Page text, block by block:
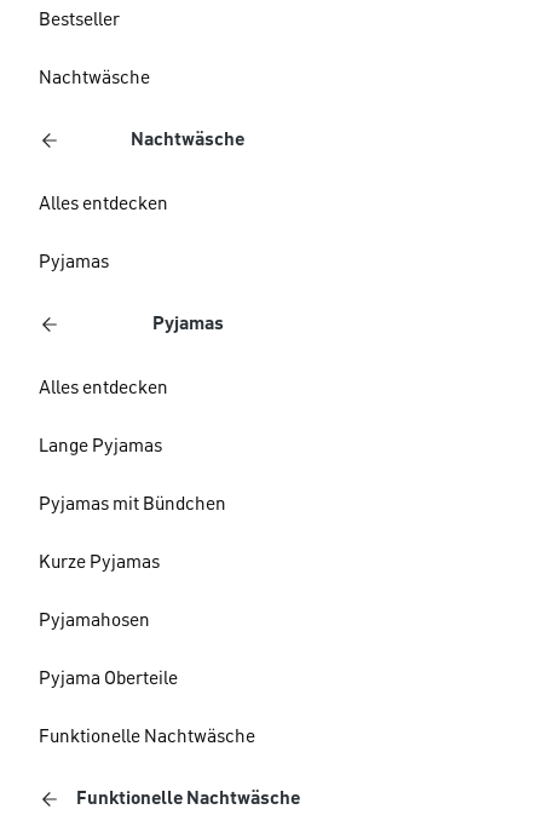
Bestseller
Nachtwäsche
Nachtwäsche
Alles entdecken
Pyjamas
Pyjamas
Alles entdecken
Lange Pyjamas
Pyjamas mit Bündchen
Kurze Pyjamas
Pyjamahosen
Pyjama Oberteile
Funktionelle Nachtwäsche
Funktionelle Nachtwäsche